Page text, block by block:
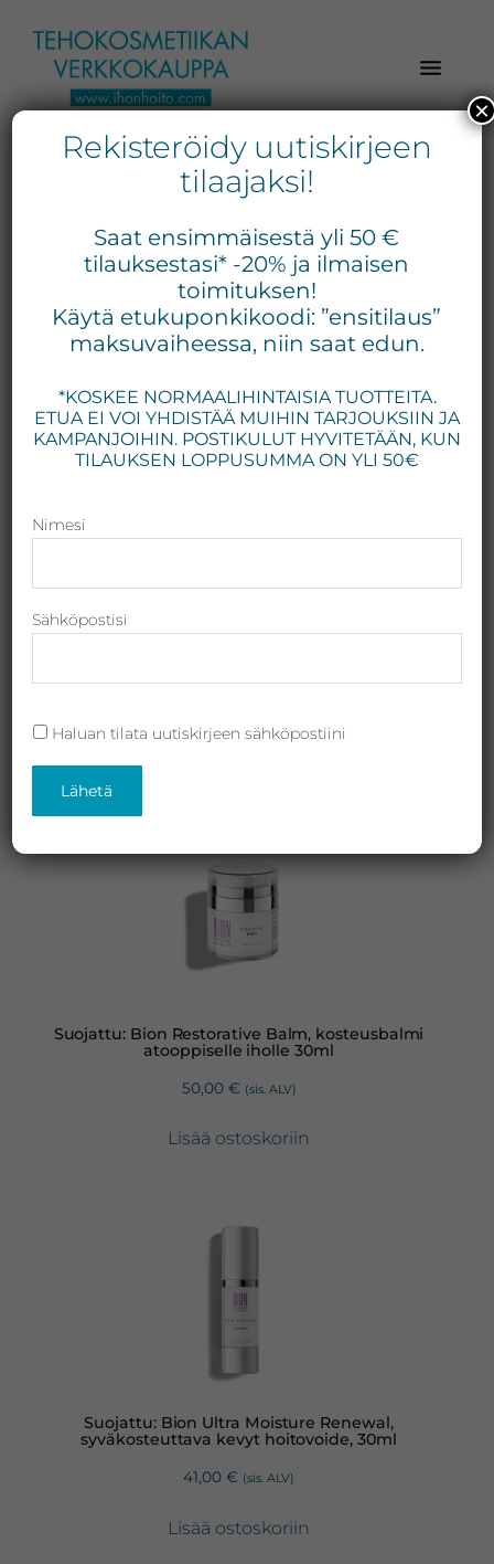
pääsisältöön
ensisijaiseen
sivupalkkiin
alatunnisteeseen
Ihonhoito.com
Kosmetiikan
verkkokauppa
Tilaa
tänään
Verkkokaupasta
tuotteet:
Exuviance,
Medik8,
Priori,
Bion,
Gernétic,
Revitalash,
Jane
Raili
Heliocare
atooppinen iho
Näytetään kaikki 3 tulosta
Suojattu: Bion Restorative Balm, kosteusbalmi
atooppiselle iholle 30ml
50,00 € (sis. ALV)
Lisää ostoskoriin
Suojattu: Bion Ultra Moisture Renewal,
syväkosteuttava kevyt hoitovoide, 30ml
41,00 € (sis. ALV)
Lisää ostoskoriin
Rekisteröidy uutiskirjeen
tilaajaksi!
Saat ensimmäisestä yli 50 €
tilauksestasi* -20% ja ilmaisen
toimituksen!
Käytä etukuponkikoodi: ”ensitilaus”
maksuvaiheessa, niin saat edun.
*KOSKEE NORMAALIHINTAISIA TUOTTEITA.
ETUA EI VOI YHDISTÄÄ MUIHIN TARJOUKSIIN JA
KAMPANJOIHIN. POSTIKULUT HYVITETÄÄN, KUN
TILAUKSEN LOPPUSUMMA ON YLI 50€
Nimesi
Sähköpostisi
Haluan tilata uutiskirjeen sähköpostiini
×